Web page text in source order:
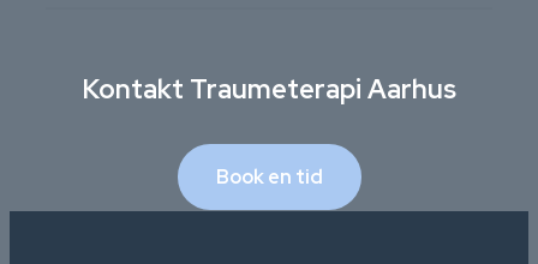
Kontakt Traumeterapi Aarhus
Book en tid